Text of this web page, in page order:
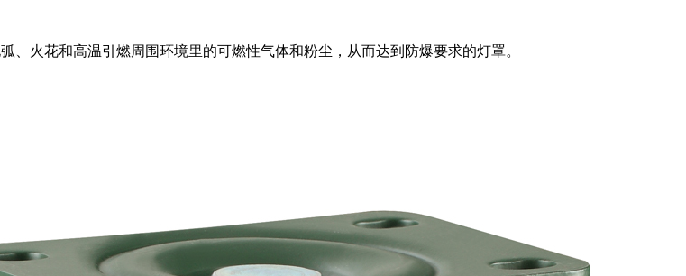
火花和高温引燃周围环境里的可燃性气体和粉尘，从而达到防爆要求的灯罩。